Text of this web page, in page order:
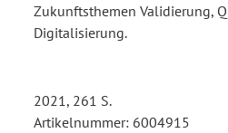
Zukunftsthemen Validierung,
Digitalisierung.
2021, 261 S.
Artikelnummer: 6004915